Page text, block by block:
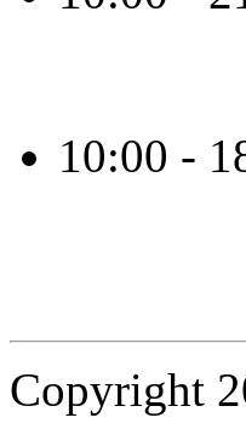
10:00 -
Copyright